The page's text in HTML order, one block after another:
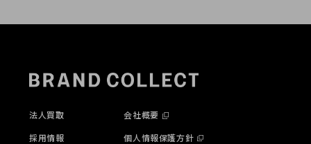
法人買取
採用情報
会社概要
個人情報保護方針